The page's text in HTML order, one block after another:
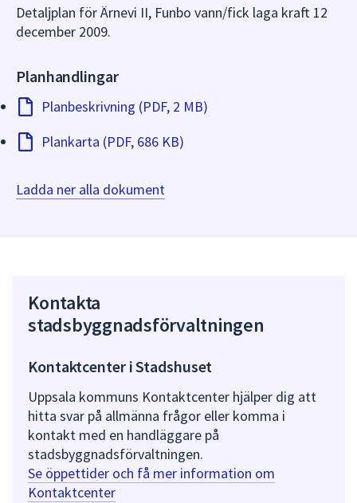
Detaljplan för Ärnevi II, Funbo vann/fick laga kraft 12
december 2009.
Planhandlingar
Planbeskrivning (PDF, 2 MB)
Plankarta (PDF, 686 KB)
Ladda ner alla dokument
Kontakta
stadsbyggnadsförvaltningen
Kontaktcenter i Stadshuset
Uppsala kommuns Kontaktcenter hjälper dig att
hitta svar på allmänna frågor eller komma i
kontakt med en handläggare på
stadsbyggnadsförvaltningen.
Se öppettider och få mer information om
Kontaktcenter